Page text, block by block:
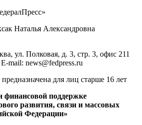
Наталья Александровна
ул. Полковая, д. 3, стр. 3, офис 211
mail: news@fedpress.ru
для лиц старше 16 лет
финансовой поддержке
развития, связи и массовых
Федерации»